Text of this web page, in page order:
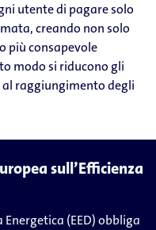
utente di pagare solo
creando non solo
più consapevole
modo si riducono gli
al raggiungimento degli
sull’Efficienza
(EED) obbliga